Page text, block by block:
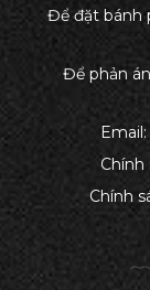
Để đặt bánh
Để phản
Email:
Chính
Chính